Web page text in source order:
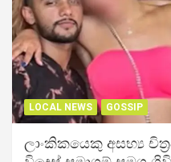
LOCAL NEWS GOSSIP
ලාංකිකයෙකු අසභ්‍ය